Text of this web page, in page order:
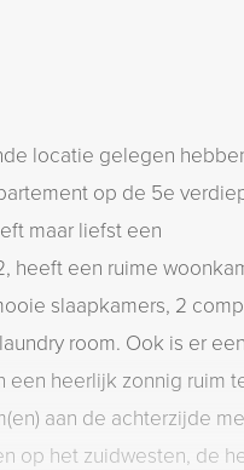
locatie gelegen
op de 5e
maar liefst een
heeft een ruime
slaapkamers, 2
room. Ook is er een
heerlijk zonnig ruim
aan de achterzijde
op het zuidwesten, de